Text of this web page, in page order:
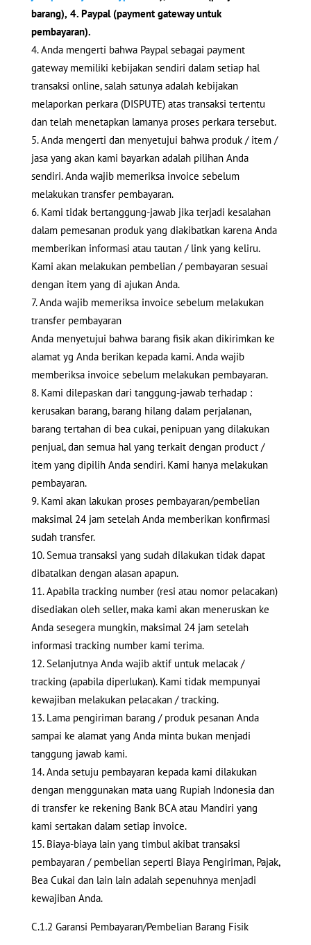
barang), 4. Paypal (payment gateway untuk
pembayaran).
Anda mengerti bahwa Paypal sebagai payment
gateway memiliki kebijakan sendiri dalam setiap hal
transaksi online, salah satunya adalah kebijakan
melaporkan perkara (DISPUTE) atas transaksi tertentu
dan telah menetapkan lamanya proses perkara tersebut.
Anda mengerti dan menyetujui bahwa produk / item /
jasa yang akan kami bayarkan adalah pilihan Anda
sendiri. Anda wajib memeriksa invoice sebelum
melakukan transfer pembayaran.
Kami tidak bertanggung-jawab jika terjadi kesalahan
dalam pemesanan produk yang diakibatkan karena Anda
memberikan informasi atau tautan / link yang keliru.
Kami akan melakukan pembelian / pembayaran sesuai
dengan item yang di ajukan Anda.
Anda wajib memeriksa invoice sebelum melakukan
transfer pembayaran
Anda menyetujui bahwa barang fisik akan dikirimkan ke
alamat yg Anda berikan kepada kami. Anda wajib
memberiksa invoice sebelum melakukan pembayaran.
Kami dilepaskan dari tanggung-jawab terhadap :
kerusakan barang, barang hilang dalam perjalanan,
barang tertahan di bea cukai, penipuan yang dilakukan
penjual, dan semua hal yang terkait dengan product /
item yang dipilih Anda sendiri. Kami hanya melakukan
pembayaran.
Kami akan lakukan proses pembayaran/pembelian
maksimal 24 jam setelah Anda memberikan konfirmasi
sudah transfer.
Semua transaksi yang sudah dilakukan tidak dapat
dibatalkan dengan alasan apapun.
Apabila tracking number (resi atau nomor pelacakan)
disediakan oleh seller, maka kami akan meneruskan ke
Anda sesegera mungkin, maksimal 24 jam setelah
informasi tracking number kami terima.
Selanjutnya Anda wajib aktif untuk melacak /
tracking (apabila diperlukan). Kami tidak mempunyai
kewajiban melakukan pelacakan / tracking.
Lama pengiriman barang / produk pesanan Anda
sampai ke alamat yang Anda minta bukan menjadi
tanggung jawab kami.
Anda setuju pembayaran kepada kami dilakukan
dengan menggunakan mata uang Rupiah Indonesia dan
di transfer ke rekening Bank BCA atau Mandiri yang
kami sertakan dalam setiap invoice.
Biaya-biaya lain yang timbul akibat transaksi
pembayaran / pembelian seperti Biaya Pengiriman, Pajak,
Bea Cukai dan lain lain adalah sepenuhnya menjadi
kewajiban Anda.
C.1.2 Garansi Pembayaran/Pembelian Barang Fisik